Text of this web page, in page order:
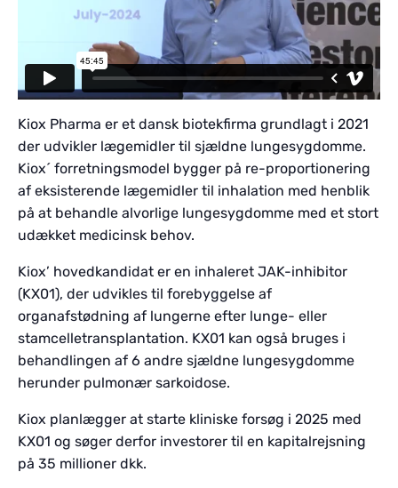
Kiox Pharma er et dansk biotekfirma grundlagt i 2021
der udvikler lægemidler til sjældne lungesygdomme.
Kiox´ forretningsmodel bygger på re-proportionering
af eksisterende lægemidler til inhalation med henblik
på at behandle alvorlige lungesygdomme med et stort
udækket medicinsk behov.
Kiox’ hovedkandidat er en inhaleret JAK-inhibitor
(KX01), der udvikles til forebyggelse af
organafstødning af lungerne efter lunge- eller
stamcelletransplantation. KX01 kan også bruges i
behandlingen af 6 andre sjældne lungesygdomme
herunder pulmonær sarkoidose.
Kiox planlægger at starte kliniske forsøg i 2025 med
KX01 og søger derfor investorer til en kapitalrejsning
på 35 millioner dkk.